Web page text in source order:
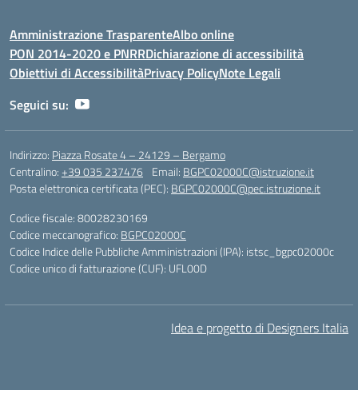
Amministrazione TrasparenteAlbo online
PON 2014-2020 e PNRRDichiarazione di accessibilità
Obiettivi di AccessibilitàPrivacy PolicyNote Legali
Seguici su:
Indirizzo: Piazza Rosate 4 – 24129 – Bergamo
Centralino:+39 035 237476 Email: BGPC02000C@istruzione.it
Posta elettronica certificata (PEC): BGPC02000C@pec.istruzione.it
Codice fiscale: 80028230169
Codice meccanografico: BGPC02000C
Codice Indice delle Pubbliche Amministrazioni (IPA): istsc_bgpc02000c
Codice unico di fatturazione (CUF): UFL00D
Idea e progetto di Designers Italia